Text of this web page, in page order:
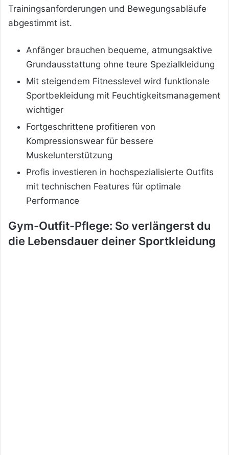
Trainingsanforderungen und Bewegungsabläufe
abgestimmt ist.
Anfänger brauchen bequeme, atmungsaktive
Grundausstattung ohne teure Spezialkleidung
Mit steigendem Fitnesslevel wird funktionale
Sportbekleidung mit Feuchtigkeitsmanagement
wichtiger
Fortgeschrittene profitieren von
Kompressionswear für bessere
Muskelunterstützung
Profis investieren in hochspezialisierte Outfits
mit technischen Features für optimale
Performance
Gym-Outfit-Pflege: So verlängerst du
die Lebensdauer deiner Sportkleidung